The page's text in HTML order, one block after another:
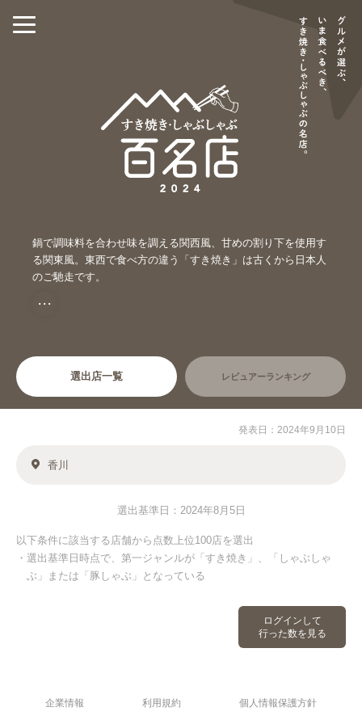
鍋で調味料を合わせ味を調える関西風、甘めの割り下を使用す
る関東風。東西で食べ方の違う「すき焼き」は古くから日本人
のご馳走です。
・・・
選出店一覧 レビュアーランキング
ログインして
行った数を見る
発表日：2024年9月10日
香川
選出基準日：2024年8月5日
以下条件に該当する店舗から点数上位100店を選出
・選出基準日時点で、第一ジャンルが「すき焼き」、「しゃぶしゃ
ぶ」または「豚しゃぶ」となっている
企業情報 利用規約 個人情報保護方針